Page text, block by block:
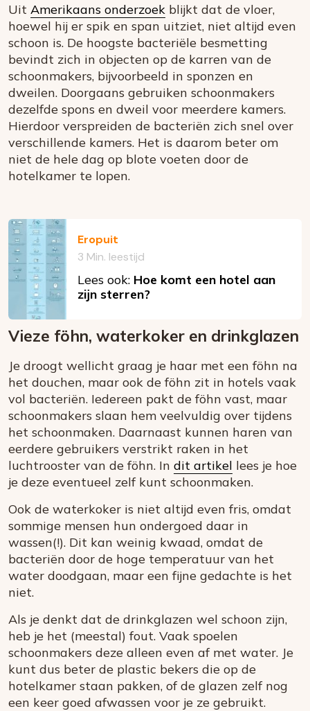
Uit Amerikaans onderzoek blijkt dat de vloer,
hoewel hij er spik en span uitziet, niet altijd even
schoon is. De hoogste bacteriële besmetting
bevindt zich in objecten op de karren van de
schoonmakers, bijvoorbeeld in sponzen en
dweilen. Doorgaans gebruiken schoonmakers
dezelfde spons en dweil voor meerdere kamers.
Hierdoor verspreiden de bacteriën zich snel over
verschillende kamers. Het is daarom beter om
niet de hele dag op blote voeten door de
hotelkamer te lopen.
Eropuit
3 Min. leestijd
Lees ook: Hoe komt een hotel aan
zijn sterren?
Vieze föhn, waterkoker en drinkglazen
Je droogt wellicht graag je haar met een föhn na
het douchen, maar ook de föhn zit in hotels vaak
vol bacteriën. Iedereen pakt de föhn vast, maar
schoonmakers slaan hem veelvuldig over tijdens
het schoonmaken. Daarnaast kunnen haren van
eerdere gebruikers verstrikt raken in het
luchtrooster van de föhn. In dit artikel lees je hoe
je deze eventueel zelf kunt schoonmaken.
Ook de waterkoker is niet altijd even fris, omdat
sommige mensen hun ondergoed daar in
wassen(!). Dit kan weinig kwaad, omdat de
bacteriën door de hoge temperatuur van het
water doodgaan, maar een fijne gedachte is het
niet.
Als je denkt dat de drinkglazen wel schoon zijn,
heb je het (meestal) fout. Vaak spoelen
schoonmakers deze alleen even af met water. Je
kunt dus beter de plastic bekers die op de
hotelkamer staan pakken, of de glazen zelf nog
een keer goed afwassen voor je ze gebruikt.